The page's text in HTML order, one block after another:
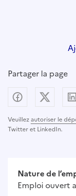
Partager la page
Veuillezautoriser le
Twitter et LinkedIn.
Partager sur
Nature de
Emploi ouvert